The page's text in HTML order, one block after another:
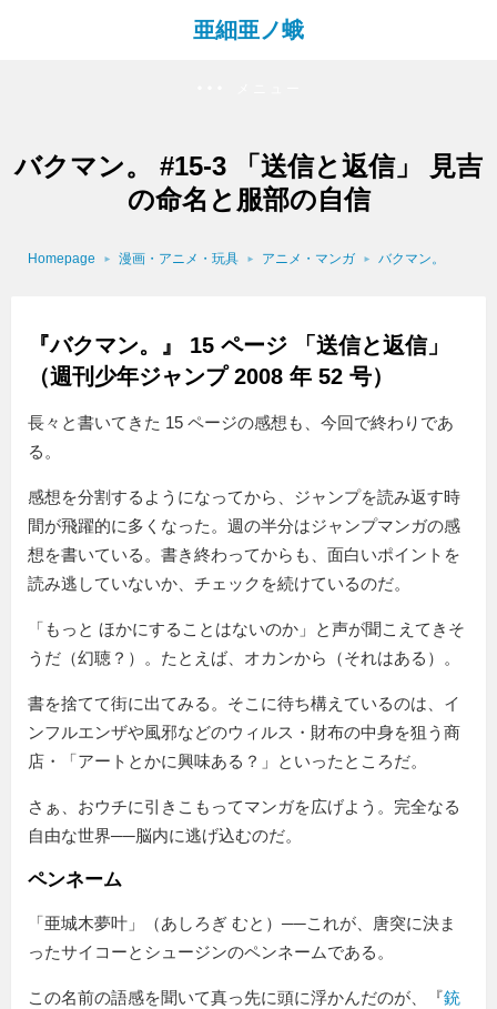
亜細亜ノ蛾
バクマン。 #15-3 「送信と返信」 見吉
の命名と服部の自信
Homepage 漫画・アニメ・玩具 アニメ・マンガ バクマン。
『バクマン。』 15 ページ 「送信と返信」
（週刊少年ジャンプ 2008 年 52 号）
長々と書いてきた 15 ページの感想も、今回で終わりであ
る。
感想を分割するようになってから、ジャンプを読み返す時
間が飛躍的に多くなった。週の半分はジャンプマンガの感
想を書いている。書き終わってからも、面白いポイントを
読み逃していないか、チェックを続けているのだ。
「もっと ほかにすることはないのか」と声が聞こえてきそ
うだ（幻聴？）。たとえば、オカンから（それはある）。
書を捨てて街に出てみる。そこに待ち構えているのは、イ
ンフルエンザや風邪などのウィルス・財布の中身を狙う商
店・「アートとかに興味ある？」といったところだ。
さぁ、おウチに引きこもってマンガを広げよう。完全なる
自由な世界──脳内に逃げ込むのだ。
ペンネーム
「亜城木夢叶」（あしろぎ むと）──これが、唐突に決ま
ったサイコーとシュージンのペンネームである。
この名前の語感を聞いて真っ先に頭に浮かんだのが、『銃